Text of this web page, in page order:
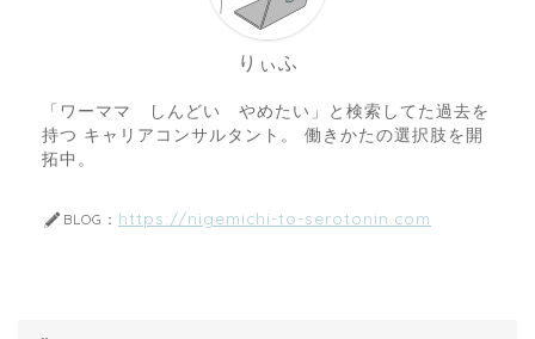
りぃふ
「ワーママ しんどい やめたい」と検索してた過去を
持つ キャリアコンサルタント。 働きかたの選択肢を開
拓中。
BLOG： https://nigemichi-to-serotonin.com